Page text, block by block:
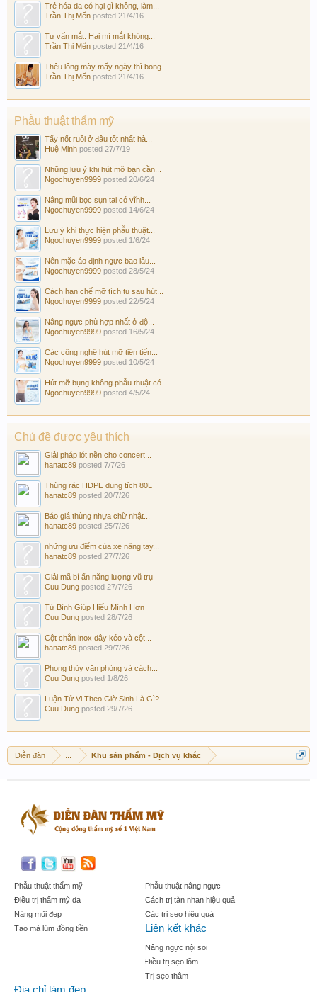
Trẻ hóa da có hại gì không, làm...
Trần Thị Mến posted 21/4/16
Tư vấn mắt: Hai mí mắt không...
Trần Thị Mến posted 21/4/16
Thêu lông mày mấy ngày thì bong...
Trần Thị Mến posted 21/4/16
Phẫu thuật thẩm mỹ
Tẩy nốt ruồi ở đâu tốt nhất hà...
Huệ Minh posted 27/7/19
Những lưu ý khi hút mỡ bạn cần...
Ngochuyen9999 posted 20/6/24
Nâng mũi bọc sụn tai có vĩnh...
Ngochuyen9999 posted 14/6/24
Lưu ý khi thực hiện phẫu thuật...
Ngochuyen9999 posted 1/6/24
Nên mặc áo định ngực bao lâu...
Ngochuyen9999 posted 28/5/24
Cách hạn chế mỡ tích tụ sau hút...
Ngochuyen9999 posted 22/5/24
Nâng ngực phù hợp nhất ở độ...
Ngochuyen9999 posted 16/5/24
Các công nghệ hút mỡ tiên tiến...
Ngochuyen9999 posted 10/5/24
Hút mỡ bụng không phẫu thuật có...
Ngochuyen9999 posted 4/5/24
Chủ đề được yêu thích
Giải pháp lót nền cho concert...
hanatc89 posted 7/7/26
Thùng rác HDPE dung tích 80L
hanatc89 posted 20/7/26
Báo giá thùng nhựa chữ nhật...
hanatc89 posted 25/7/26
những ưu điểm của xe nâng tay...
hanatc89 posted 27/7/26
Giải mã bí ẩn năng lượng vũ trụ
Cuu Dung posted 27/7/26
Tử Bình Giúp Hiểu Mình Hơn
Cuu Dung posted 28/7/26
Cột chắn inox dây kéo và cột...
hanatc89 posted 29/7/26
Phong thủy văn phòng và cách...
Cuu Dung posted 1/8/26
Luận Tử Vi Theo Giờ Sinh Là Gì?
Cuu Dung posted 29/7/26
Diễn đàn Khu sản phẩm - Dịch vụ khác
Phẫu thuật thẩm mỹ
Điều trị thẩm mỹ da
Nâng mũi đẹp
Tạo mà lúm đồng tiền
Phẫu thuật nâng ngực
Cách trị tàn nhan hiệu quả
Các trị sẹo hiệu quả
Liên kết khác
Nâng ngực nội soi
Điều trị sẹo lõm
Trị sẹo thâm